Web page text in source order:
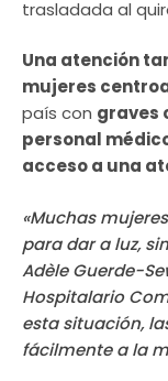
trasladada al
Una atención
mujeres
país con graves
personal
acceso a una
«Muchas
para dar a luz,
Adèle Guerde-
Hospitalario
esta situación,
fácilmente a la